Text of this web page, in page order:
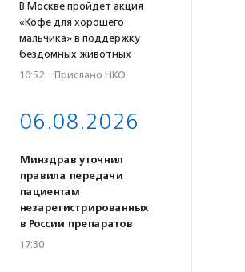
В Москве пройдет акция
«Кофе для хорошего
мальчика» в поддержку
бездомных животных
10:52 · Прислано НКО
06.08.2026
Минздрав уточнил
правила передачи
пациентам
незарегистрированных
в России препаратов
17:30